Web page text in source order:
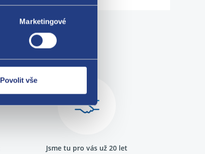
Marketingové
Povolit vše
Jsme tu pro vás už 20 let